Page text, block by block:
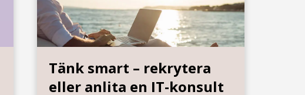
Tänk smart – rekrytera
eller anlita en IT-konsult